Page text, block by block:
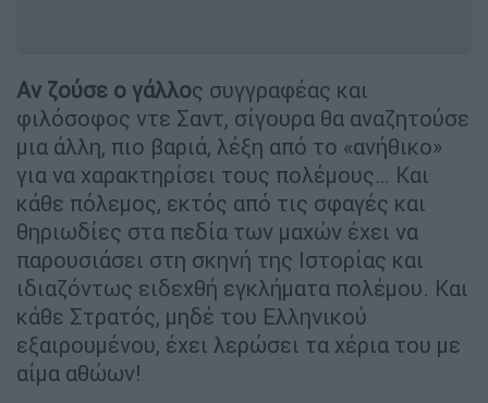
Αν ζούσε ο γάλλος συγγραφέας και
φιλόσοφος ντε Σαντ, σίγουρα θα αναζητούσε
μια άλλη, πιο βαριά, λέξη από το «ανήθικο»
για να χαρακτηρίσει τους πολέμους… Και
κάθε πόλεμος, εκτός από τις σφαγές και
θηριωδίες στα πεδία των μαχών έχει να
παρουσιάσει στη σκηνή της Ιστορίας και
ιδιαζόντως ειδεχθή εγκλήματα πολέμου. Και
κάθε Στρατός, μηδέ του Ελληνικού
εξαιρουμένου, έχει λερώσει τα χέρια του με
αίμα αθώων!